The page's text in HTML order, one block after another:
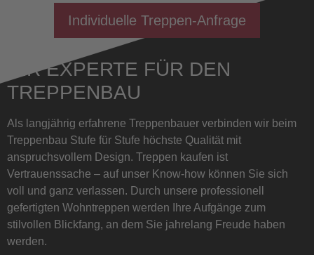
Individuelle Treppen-Anfrage
IHR EXPERTE FÜR DEN
TREPPENBAU
Als langjährig erfahrene Treppenbauer verbinden wir beim
Treppenbau Stufe für Stufe höchste Qualität mit
anspruchsvollem Design. Treppen kaufen ist
Vertrauenssache – auf unser Know-how können Sie sich
voll und ganz verlassen. Durch unsere professionell
gefertigten Wohntreppen werden Ihre Aufgänge zum
stilvollen Blickfang, an dem Sie jahrelang Freude haben
werden.